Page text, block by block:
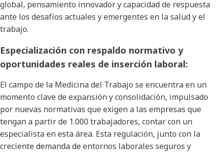
global, pensamiento innovador y capacidad de respuesta
ante los desafíos actuales y emergentes en la salud y el
trabajo.
Especialización con respaldo normativo y
oportunidades reales de inserción laboral:
El campo de la Medicina del Trabajo se encuentra en un
momento clave de expansión y consolidación, impulsado
por nuevas normativas que exigen a las empresas que
tengan a partir de 1.000 trabajadores, contar con un
especialista en esta área. Esta regulación, junto con la
creciente demanda de entornos laborales seguros y